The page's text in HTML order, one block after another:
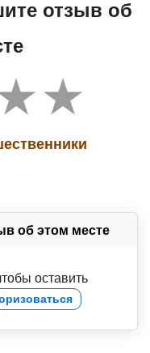
отзыв об
об этом месте
оставить